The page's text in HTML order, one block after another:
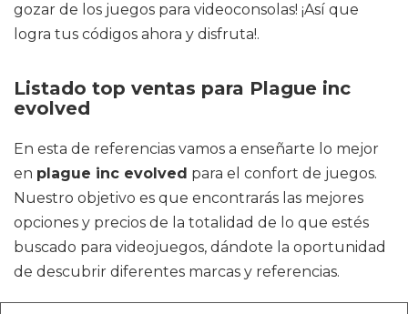
gozar de los juegos para videoconsolas! ¡Así que
logra tus códigos ahora y disfruta!.
Listado top ventas para Plague inc
evolved
En esta de referencias vamos a enseñarte lo mejor
en plague inc evolved para el confort de juegos.
Nuestro objetivo es que encontrarás las mejores
opciones y precios de la totalidad de lo que estés
buscado para videojuegos, dándote la oportunidad
de descubrir diferentes marcas y referencias.